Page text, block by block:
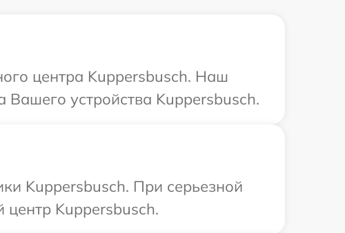
центра Kuppersbusch. Наш
Вашего устройства Kuppersbusch.
Kuppersbusch. При серьезной
центр Kuppersbusch.